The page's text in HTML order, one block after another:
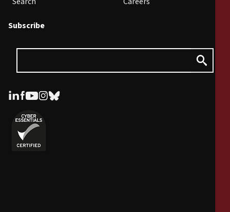
Subscribe